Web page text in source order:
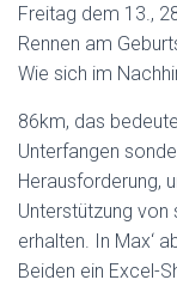
Freitag dem 13.,
Rennen am
Wie sich im
86km, das
Unterfangen
Herausforderung,
Unterstützung von
erhalten. In Max‘
Beiden ein Excel-